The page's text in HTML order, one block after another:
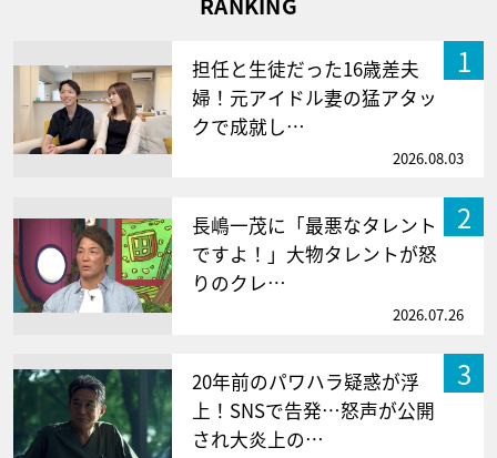
1
担任と生徒だった16歳差夫
婦！元アイドル妻の猛アタッ
クで成就し…
2026.08.03
2
長嶋一茂に「最悪なタレント
ですよ！」大物タレントが怒
りのクレ…
2026.07.26
3
20年前のパワハラ疑惑が浮
上！SNSで告発…怒声が公開
され大炎上の…